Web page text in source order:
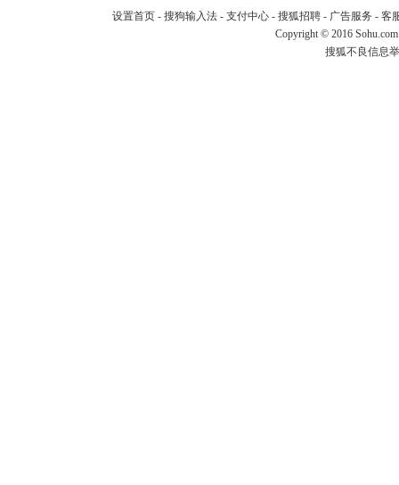
设置首页- 搜狗输入法- 支付中心- 搜狐招聘- 广告服务 - 客
Copyright © 2016
搜狐不良信息